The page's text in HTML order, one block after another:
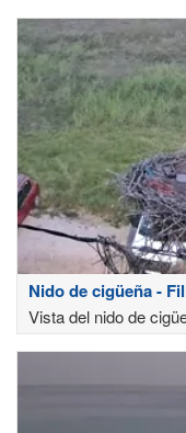
Nido de cigüeña -
Vista del nido de